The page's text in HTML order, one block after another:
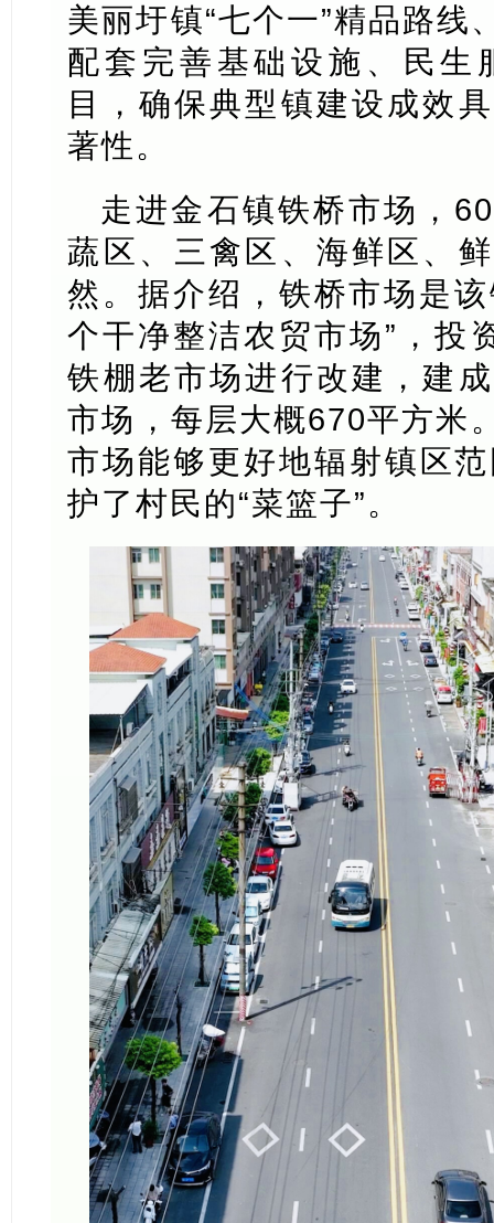
美丽圩镇“七个一”精品路线
配套完善基础设施、民生
目，确保典型镇建设成效
著性。
走进金石镇铁桥市场，
蔬区、三禽区、海鲜区、
然。据介绍，铁桥市场是
个干净整洁农贸市场”，投
铁棚老市场进行改建，建
市场，每层大概670平方米
市场能够更好地辐射镇区
护了村民的“菜篮子”。